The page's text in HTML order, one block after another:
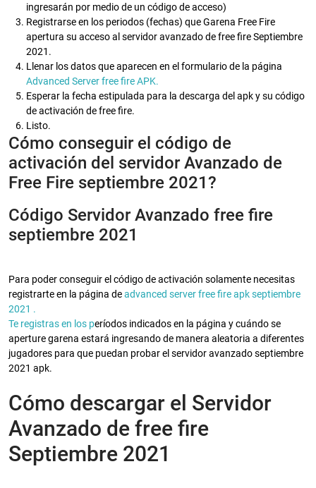
ingresarán por medio de un código de acceso)
Registrarse en los periodos (fechas) que Garena Free Fire
apertura su acceso al servidor avanzado de free fire Septiembre
2021.
Llenar los datos que aparecen en el formulario de la página
Advanced Server free fire APK.
Esperar la fecha estipulada para la descarga del apk y su código
de activación de free fire.
Listo.
Cómo conseguir el código de
activación del servidor Avanzado de
Free Fire septiembre 2021?
Código Servidor Avanzado free fire
septiembre 2021
Para poder conseguir el código de activación solamente necesitas
registrarte en la página deadvanced server free fire apk septiembre
2021 .
Te registras en los períodos indicados en la página y cuándo se
aperture garena estará ingresando de manera aleatoria a diferentes
jugadores para que puedan probar el servidor avanzado septiembre
2021 apk.
Cómo descargar el Servidor
Avanzado de free fire
Septiembre 2021